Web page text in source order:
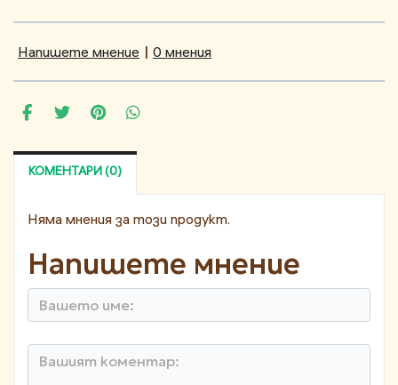
Напишете мнение | 0 мнения
КОМЕНТАРИ (0)
Няма мнения за този продукт.
Напишете мнение